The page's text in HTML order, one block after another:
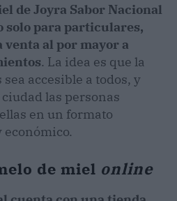
de Joyra Sabor Nacional
solo para particulares,
al por mayor a
. La idea es que la
accesible a todos, y
las personas
en un formato
económico.
de miel online